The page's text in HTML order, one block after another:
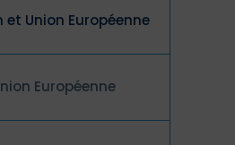
et Union Européenne
Européenne